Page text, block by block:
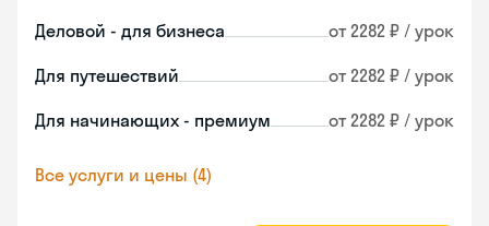
Деловой - для бизнеса от 2282 ₽ / урок
Для путешествий от 2282 ₽ / урок
Для начинающих - премиум от 2282 ₽ / урок
Все услуги и цены (4)